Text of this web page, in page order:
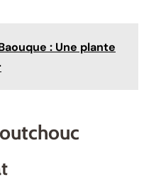
: Une plante